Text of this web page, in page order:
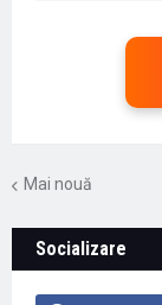
Mai nouă
Socializare